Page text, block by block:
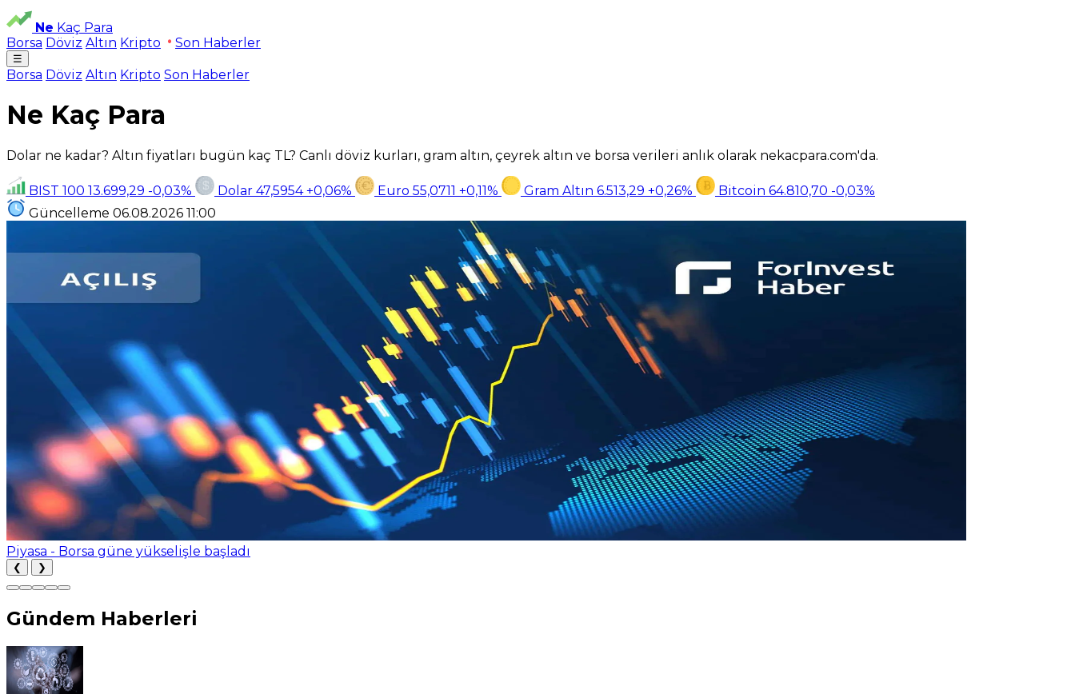
Ne Kaç Para
Borsa Döviz Altın Kripto Son Haberler
☰
Borsa Döviz Altın Kripto Son Haberler
Ne Kaç Para
Dolar ne kadar? Altın fiyatları bugün kaç TL? Canlı döviz kurları, gram altın, çeyrek altın ve borsa verileri anlık olarak nekacpara.com'da.
BIST 100 13.699,29 -0,03% Dolar 47,5954 +0,06% Euro 55,0711 +0,11% Gram Altın 6.513,29 +0,26% Bitcoin 64.810,70 -0,03%
Güncelleme 06.08.2026 11:00
Piyasa - Borsa güne yükselişle başladı
❮ ❯
Gündem Haberleri